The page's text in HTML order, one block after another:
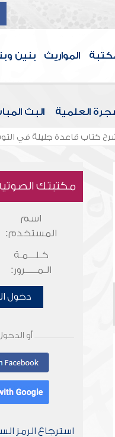
المواريث بنين
العلمية البث
كتاب قاعدة جليلة في
مكتبتك
اسم
المستخدم:
كـلـــمـة
الـمـــــرور:
دخول
أو
استرجاع الرمز